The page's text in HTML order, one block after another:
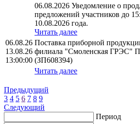
06.08.2026 Уведомление о
предложений участников до
10.08.2026 года.
Читать далее
06.08.26
13.08.26
13:00:00
Поставка приборной
филиала "Смоленская
(ЗП608394)
Читать далее
Предыдущий
3 4 5 6 7 8 9
Следующий
Период